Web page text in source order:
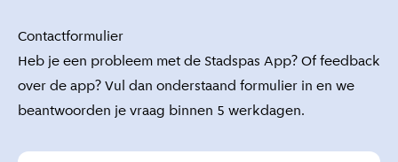
Contactformulier
Heb je een probleem met de Stadspas App? Of feedback
over de app? Vul dan onderstaand formulier in en we
beantwoorden je vraag binnen 5 werkdagen.